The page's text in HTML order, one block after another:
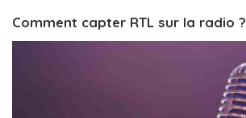
Comment capter RTL sur la radio ?